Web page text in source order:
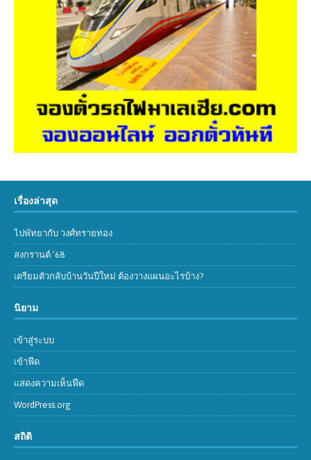
เรื่องล่าสุด
ไปพัทยากับ วงศ์ทรายทอง
สงกรานต์ ’68
เตรียมตัวกลับบ้านวันปีใหม่ ต้องวางแผนอะไรบ้าง?
นิยาม
เข้าสู่ระบบ
เข้าฟีด
แสดงความเห็นฟีด
WordPress.org
สถิติ